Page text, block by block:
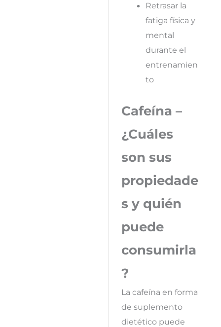
Retrasar la
fatiga física y
mental
durante el
entrenamien
to
Cafeína –
¿Cuáles
son sus
propiedade
s y quién
puede
consumirla
?
La cafeína en forma
de suplemento
dietético puede